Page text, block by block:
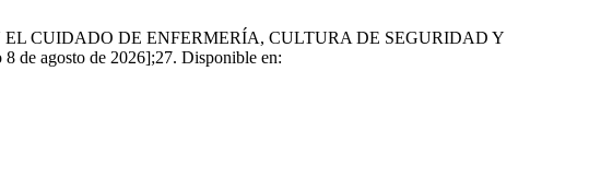
EL CUIDADO DE ENFERMERÍA, CULTURA DE SEGURIDAD Y
agosto de 2026];27. Disponible en: